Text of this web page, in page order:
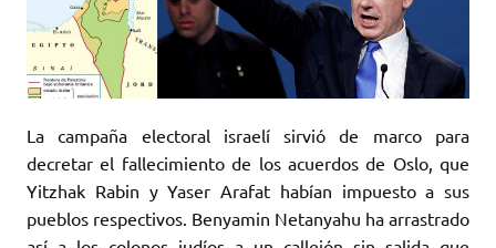
La campaña electoral israelí sirvió de marco para
decretar el fallecimiento de los acuerdos de Oslo, que
Yitzhak Rabin y Yaser Arafat habían impuesto a sus
pueblos respectivos. Benyamin Netanyahu ha arrastrado